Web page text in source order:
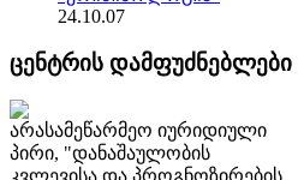
24.10.07
ცენტრის დამფუძნებლები
არასამეწარმეო იურიდიული
პირი, "დანაშაულობის
კვლევისა და პროგნოზირების